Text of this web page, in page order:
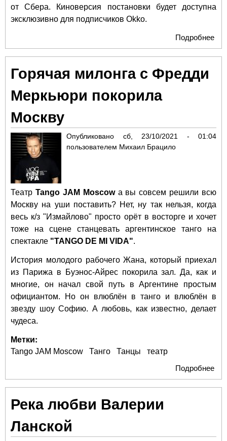
от Сбера. Киноверсия постановки будет доступна
эксклюзивно для подписчиков Okko.
Подробнее
из
Горячая милонга с Фредди
Меркьюри покорила
Москву
Опубликовано сб, 23/10/2021 - 01:04
пользователем Михаил Брацило
Театр Tango JAM Moscowа вы совсем решили всю
Москву на уши поставить? Нет, ну так нельзя, когда
весь к/з "Измайлово" просто орёт в восторге и хочет
тоже на сцене станцевать аргентинское танго на
спектакле "TANGO DE MI VIDA".
История молодого рабочего Жана, который приехал
из Парижа в Буэнос-Айрес покорила зал. Да, как и
многие, он начал свой путь в Аргентине простым
официантом. Но он влюблён в танго и влюблён в
звезду шоу Софию. А любовь, как известно, делает
чудеса.
Метки:
Tango JAM Moscow Танго Танцы
театр
Подробнее
Река любви Валерии
Ланской